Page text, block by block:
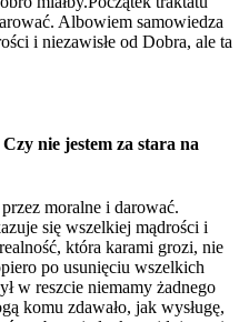
Albowiem samowiedza
i niezawisłe od Dobra, ale ta
nie jestem za stara na
moralne i darować.
się wszelkiej mądrości i
która karami grozi, nie
po usunięciu wszelkich
w reszcie niemamy żadnego
komu zdawało, jak wysługę,